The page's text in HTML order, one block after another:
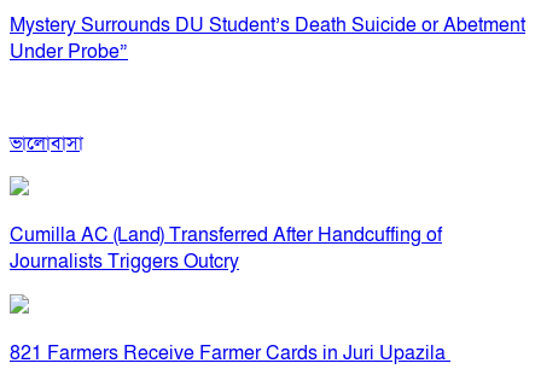
Mystery Surrounds DU Student’s Death Suicide or Abetment
Under Probe”
ভালোবাসা
Cumilla AC (Land) Transferred After Handcuffing of
Journalists Triggers Outcry
821 Farmers Receive Farmer Cards in Juri Upazila